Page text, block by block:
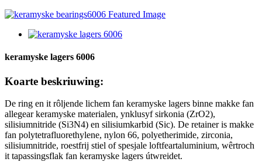
keramyske lagers 6006
Koarte beskriuwing:
De ring en it rôljende lichem fan keramyske lagers binne makke fan
allegear keramyske materialen, ynklusyf sirkonia (ZrO2),
silisiumnitride (Si3N4) en silisiumkarbid (Sic). De retainer is makke
fan polytetrafluorethylene, nylon 66, polyetherimide, zirconia,
silisiumnitride, roestfrij stiel of spesjale loftfeartaluminium, wêrtroch
it tapassingsflak fan keramyske lagers útwreidet.